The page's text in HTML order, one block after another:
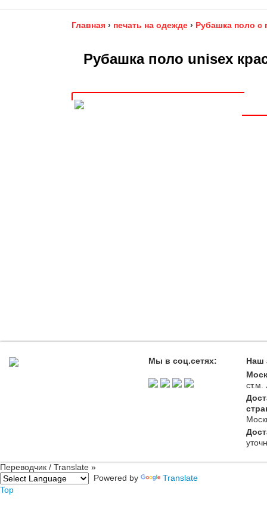
Главная › печать на одежде › Рубашка поло с
Рубашка поло unisex
Мы в соц.сетях:
Наш
ст.м.
Переводчик / Translate »
Powered by
Translate
Top